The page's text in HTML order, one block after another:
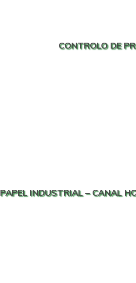
CONTROLO DE
PAPEL INDUSTRIAL – CANAL